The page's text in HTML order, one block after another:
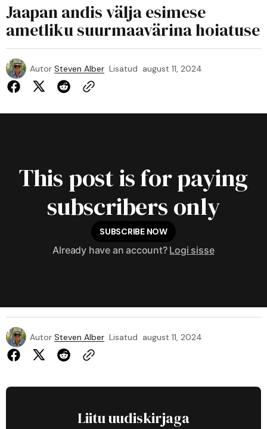
Jaapan andis välja esimese
ametliku suurmaavärina hoiatuse
Autor Steven Alber Lisatud august 11, 2024
This post is for paying
subscribers only
SUBSCRIBE NOW
Already have an account? Logi sisse
Autor Steven Alber Lisatud august 11, 2024
Liitu uudiskirjaga